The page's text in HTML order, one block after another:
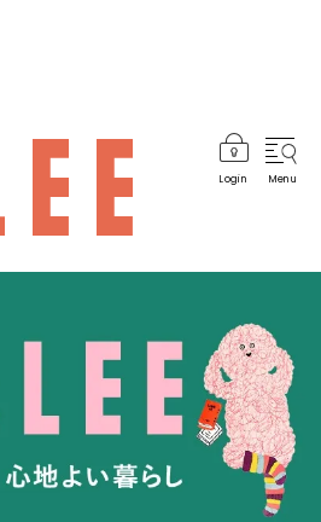
Login Menu